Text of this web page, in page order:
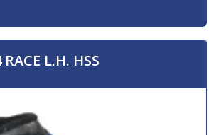
L.H. HSS